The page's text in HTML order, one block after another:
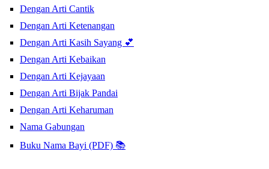
Dengan Arti Cantik
Dengan Arti Ketenangan
Dengan Arti Kasih Sayang 💕
Dengan Arti Kebaikan
Dengan Arti Kejayaan
Dengan Arti Bijak Pandai
Dengan Arti Keharuman
Nama Gabungan
Buku Nama Bayi (PDF) 📚